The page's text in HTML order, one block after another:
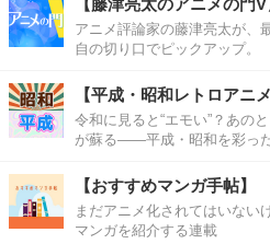
【藤津亮太のアニメの門V
アニメ評論家の藤津亮太が、
自の切り口でピックアップ。
【平成・昭和レトロアニ
令和に見ると“エモい”？あの
が蘇る――平成・昭和を彩っ
【おすすめマンガ手帖】
まだアニメ化されてはいない
マンガを紹介する連載